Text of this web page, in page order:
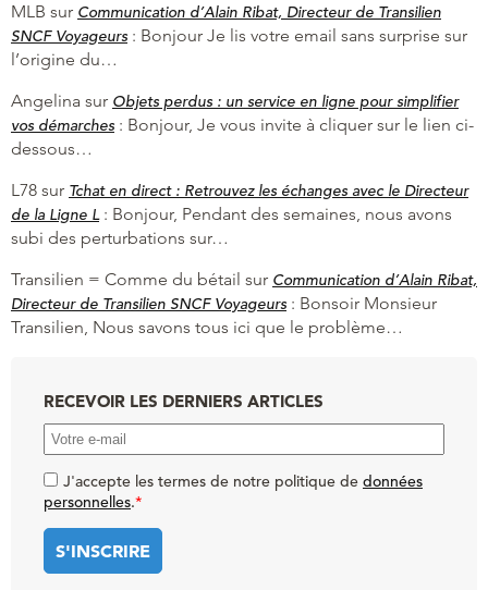
MLB sur Communication d’Alain Ribat, Directeur de Transilien
SNCF Voyageurs : Bonjour Je lis votre email sans surprise sur
l’origine du…
Angelina sur Objets perdus : un service en ligne pour simplifier
vos démarches : Bonjour, Je vous invite à cliquer sur le lien ci-
dessous…
L78 sur Tchat en direct : Retrouvez les échanges avec le Directeur
de la Ligne L: Bonjour, Pendant des semaines, nous avons
subi des perturbations sur…
Transilien = Comme du bétail sur Communication d’Alain Ribat,
Directeur de Transilien SNCF Voyageurs : Bonsoir Monsieur
Transilien, Nous savons tous ici que le problème…
RECEVOIR LES DERNIERS ARTICLES
J'accepte les termes de notre politique de données
personnelles.*